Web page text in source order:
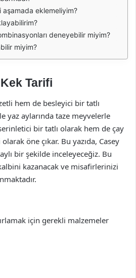
aşamada eklemeliyim?
deneyebilir miyim?
miyim?
Tarifi
hem de besleyici bir tatlı
yaz aylarında taze meyvelerle
bir tatlı olarak hem de çay
öne çıkar. Bu yazıda, Casey
bir şekilde inceleyeceğiz. Bu
kazanacak ve misafirlerinizi
için gerekli malzemeler